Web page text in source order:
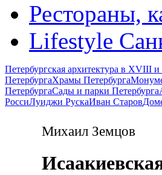
Рестораны,
Lifestyle
Петербургская архитектура в XVIII
ПетербургаХрамы Петербурга
ПетербургаСады и парки Петербурга
РоссиЛуиджи РускаИван Старов
Михаил Земцов